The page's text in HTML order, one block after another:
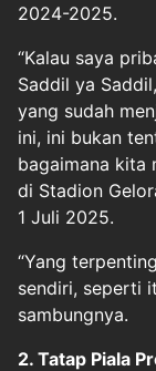
2024-2025.
“Kalau saya
Saddil ya
yang sudah
ini, ini bukan
bagaimana kita
di Stadion
1 Juli 2025.
“Yang
sendiri, seperti
sambungnya.
2. Tatap Piala